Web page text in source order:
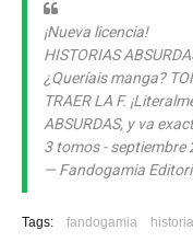
¡Nueva licencia!
HISTORIAS
¿Queríais manga?
TRAER LA F.
ABSURDAS, y va
3 tomos - septiembre
— Fandogamia
Tags: fandogamia